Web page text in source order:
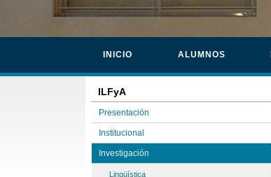
INICIO ALUMNOS
ILFyA
Presentación
Institucional
Investigación
Lingüística